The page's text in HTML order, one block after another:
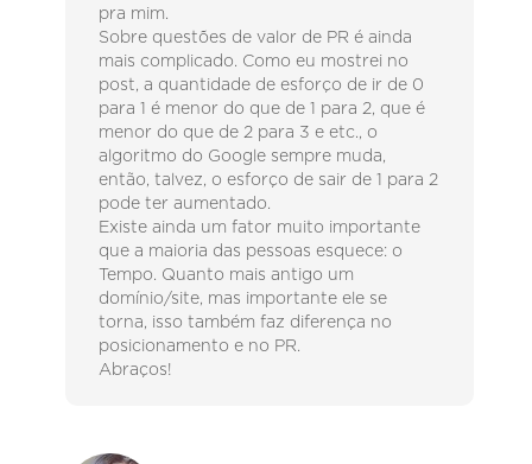
pra mim.
Sobre questões de valor de PR é ainda
mais complicado. Como eu mostrei no
post, a quantidade de esforço de ir de 0
para 1 é menor do que de 1 para 2, que é
menor do que de 2 para 3 e etc., o
algoritmo do Google sempre muda,
então, talvez, o esforço de sair de 1 para 2
pode ter aumentado.
Existe ainda um fator muito importante
que a maioria das pessoas esquece: o
Tempo. Quanto mais antigo um
domínio/site, mas importante ele se
torna, isso também faz diferença no
posicionamento e no PR.
Abraços!